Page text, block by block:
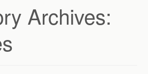
Archives: